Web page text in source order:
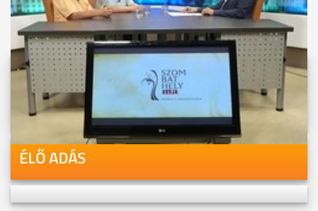
Videóink megtekinthetőek
Youtube-csatornánkon is!
ÉLŐ ADÁS